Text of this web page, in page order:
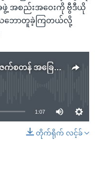
ဖွဲ့ အစည်းအဝေးကို ဗွီဒီယို
ဘောတူခဲ့ကြတယ်လို့
ရုရှားနဲ့ ကာဇက် သမ္မတ ၂ ဦး ကာဇက်စတန် အခြေအနေ ဆွေးနွေး
available
1:07
တိုက်ရိုက် လင့်ခ်